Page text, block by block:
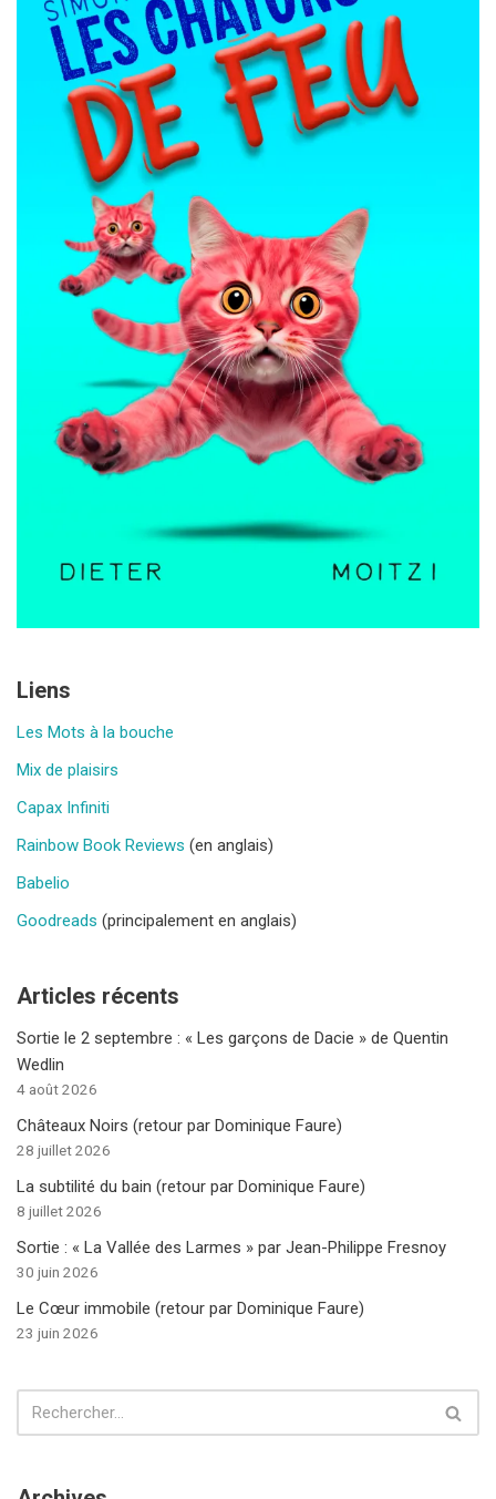
Liens
Les Mots à la bouche
Mix de plaisirs
Capax Infiniti
Rainbow Book Reviews (en anglais)
Babelio
Goodreads (principalement en anglais)
Articles récents
Sortie le 2 septembre : « Les garçons de Dacie » de Quentin
Wedlin
4 août 2026
Châteaux Noirs (retour par Dominique Faure)
28 juillet 2026
La subtilité du bain (retour par Dominique Faure)
8 juillet 2026
Sortie : « La Vallée des Larmes » par Jean-Philippe Fresnoy
30 juin 2026
Le Cœur immobile (retour par Dominique Faure)
23 juin 2026